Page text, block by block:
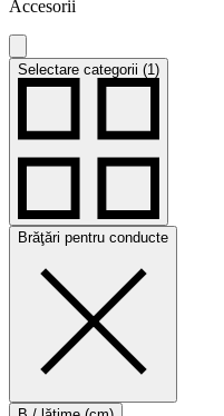
Accesorii
Selectare categorii (1)
Brăţări pentru conducte